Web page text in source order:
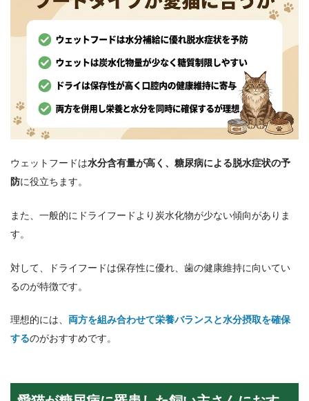
ウェットフードは水分含有量が高く、糖尿病による脱水症状の予
防に役立ちます。
また、一般的にドライフードより炭水化物が少ない傾向がありま
す。
対して、ドライフードは保存性に優れ、歯の健康維持に向いてい
るのが特徴です。
理想的には、 両方を組み合わせて栄養バランスと水分摂取を確保
するのがおすすめです。